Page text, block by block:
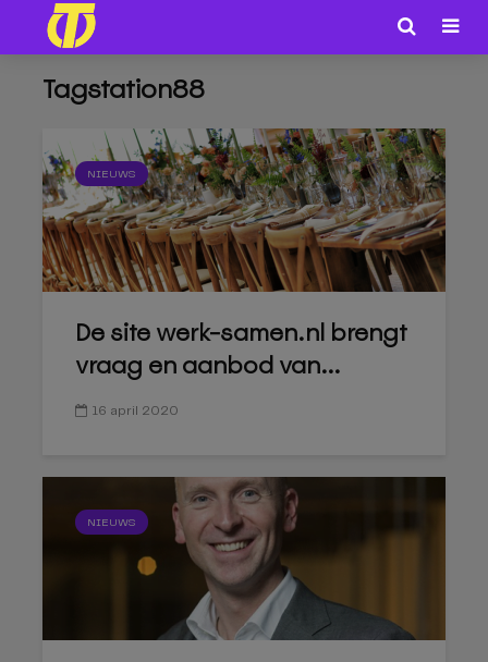
Tagstation88
NIEUWS
De site werk-samen.nl brengt
vraag en aanbod van...
16 april 2020
NIEUWS